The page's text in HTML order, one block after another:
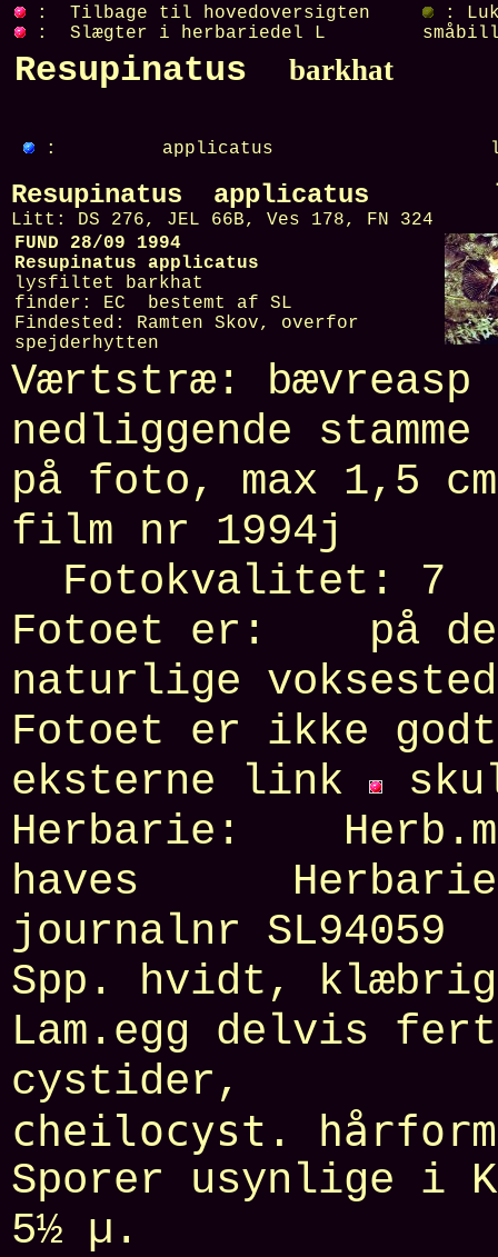
: Tilbage til hovedoversigten
: Slægter i herbariedel L
:
Resupinatus barkhat
: applicatus
Resupinatus applicatus
Litt: DS 276, JEL 66B, Ves 178, FN 324
FUND 28/09 1994
Resupinatus applicatus
lysfiltet barkhat
finder: EC bestemt af SL
Findested: Ramten Skov, overfor
spejderhytten
Værtstræ: bævreasp
nedliggende
på foto, max 1,5 cm
film nr 1994j
Fotokvalitet: 7
Fotoet er: på
naturlige
Fotoet er ikke
eksterne link
Herbarie:
haves
journalnr SL94059
Spp. hvidt,
Lam.egg delvis
cystider,
cheilocyst.
Sporer usynlige i
5½ µ.